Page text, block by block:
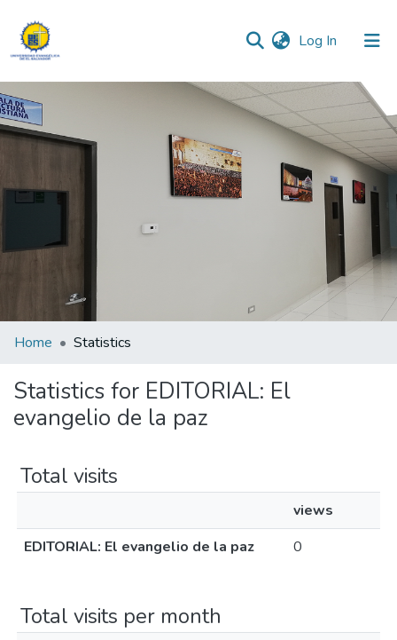
Log In (current)
Communities & Collections
All of DSpace
Home Statistics
Statistics for EDITORIAL: El
evangelio de la paz
Total visits
views
EDITORIAL: El evangelio de la paz
0
Total visits per month